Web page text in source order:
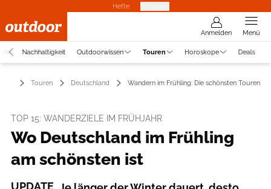
Hefte
Anmelden Menü
Nachhaltigkeit Outdoorwissen Touren Horoskope Deals
Touren Deutschland Wandern im Frühling: Die schönsten Touren
TOP 15: WANDERZIELE IM FRÜHJAHR
Wo Deutschland im Frühling
am schönsten ist
UPDATE